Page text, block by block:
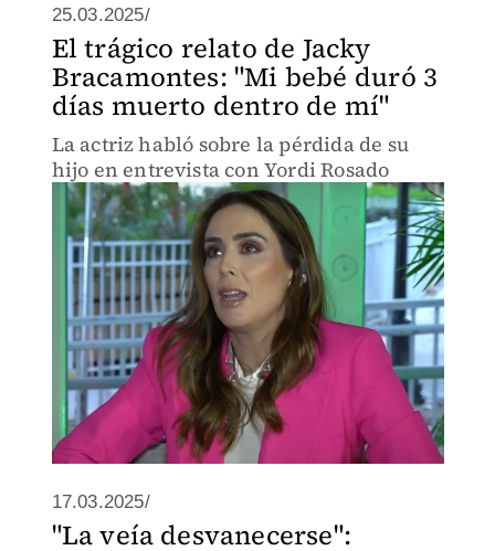
25.03.2025/
El trágico relato de Jacky
Bracamontes: "Mi bebé duró 3
días muerto dentro de mí"
La actriz habló sobre la pérdida de su
hijo en entrevista con Yordi Rosado
17.03.2025/
"La veía desvanecerse":